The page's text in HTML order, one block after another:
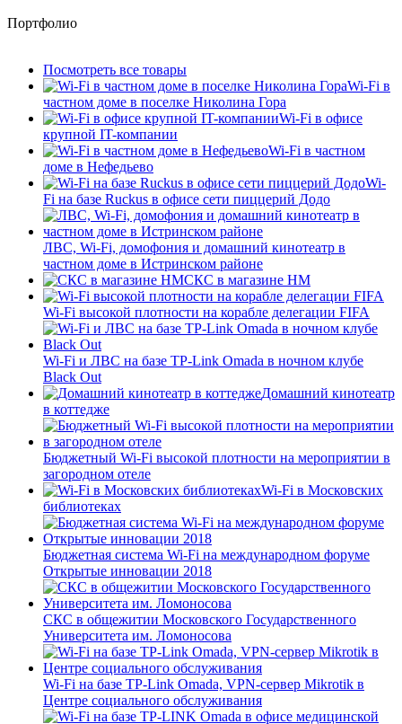
Портфолио
Посмотреть все товары
Wi-Fi в
частном доме в поселке Николина Гора
Wi-Fi в офисе
крупной IT-компании
Wi-Fi в частном
доме в Нефедьево
Wi-
Fi на базе Ruckus в офисе сети пиццерий Додо
ЛВС, Wi-Fi, домофония и домашний кинотеатр в
частном доме в Истринском районе
СКС в магазине HM
Wi-Fi высокой плотности на корабле делегации FIFA
Wi-Fi и ЛВС на базе TP-Link Omada в ночном клубе
Black Out
Домашний кинотеатр
в коттедже
Бюджетный Wi-Fi высокой плотности на мероприятии в
загородном отеле
Wi-Fi в Московских
библиотеках
Бюджетная система Wi-Fi на международном форуме
Открытые инновации 2018
СКС в общежитии Московского Государственного
Университета им. Ломоносова
Wi-Fi на базе TP-Link Omada, VPN-сервер Mikrotik в
Центре социального обслуживания